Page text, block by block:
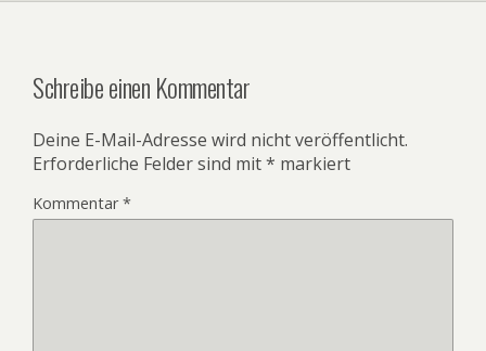
Schreibe einen Kommentar
Deine E-Mail-Adresse wird nicht veröffentlicht.
Erforderliche Felder sind mit* markiert
Kommentar*